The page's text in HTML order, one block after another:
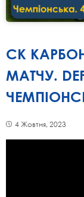
СК
МАТЧУ.
4 Жовтня, 2023